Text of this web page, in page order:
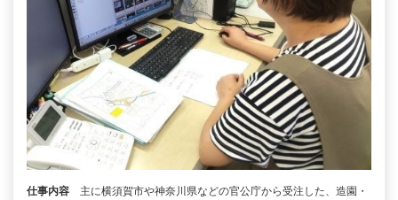
仕事内容
主に横須賀市や神奈川県などの官公庁から受注した、造園・